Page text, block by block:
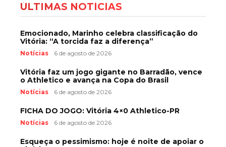
ÚLTIMAS NOTÍCIAS
Emocionado, Marinho celebra classificação do
Vitória: “A torcida faz a diferença”
Notícias 6 de agosto de 2026
Vitória faz um jogo gigante no Barradão, vence
o Athletico e avança na Copa do Brasil
Notícias 6 de agosto de 2026
FICHA DO JOGO: Vitória 4×0 Athletico-PR
Notícias 6 de agosto de 2026
Esqueça o pessimismo: hoje é noite de apoiar o